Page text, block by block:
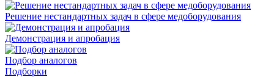
Решение нестандартных задач в сфере медоборудования
Демонстрация и апробация
Подбор аналогов
Подборки